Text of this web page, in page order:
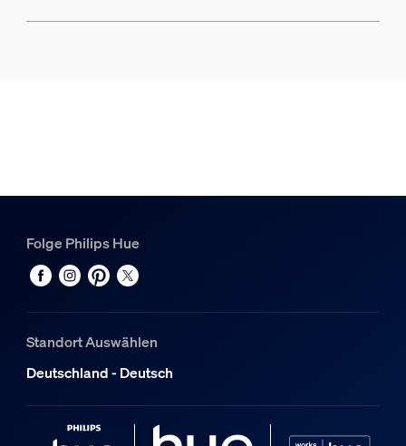
Folge Philips Hue
Standort Auswählen
Deutschland - Deutsch